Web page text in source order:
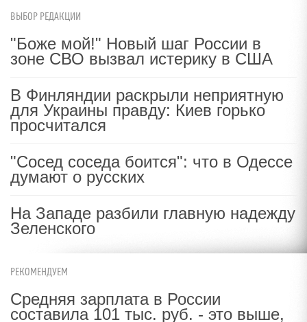
ВЫБОР РЕДАКЦИИ
"Боже мой!" Новый шаг России в
зоне СВО вызвал истерику в США
В Финляндии раскрыли неприятную
для Украины правду: Киев горько
просчитался
"Сосед соседа боится": что в Одессе
думают о русских
На Западе разбили главную надежду
Зеленского
РЕКОМЕНДУЕМ
Средняя зарплата в России
составила 101 тыс. руб. - это выше,